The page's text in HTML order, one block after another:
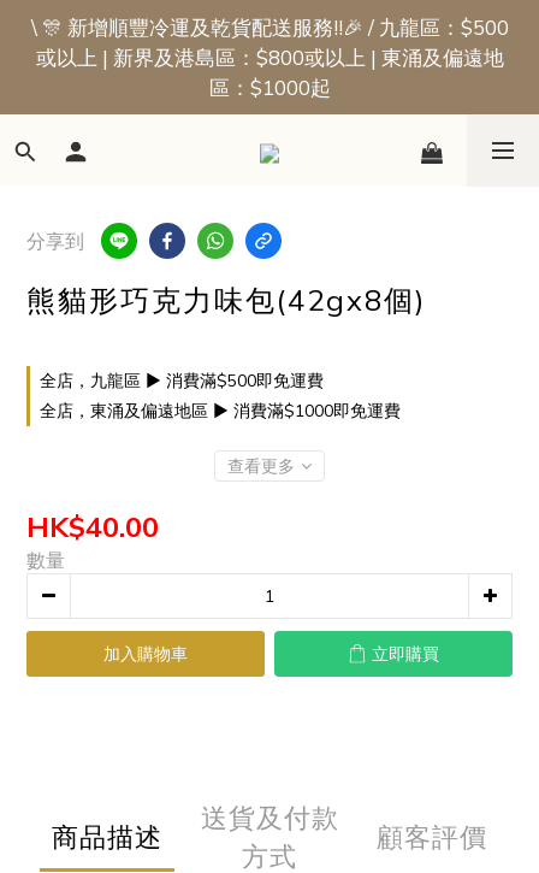
📢新會員優惠 | 首張訂單即享$50迎新獎賞
\ 🎊 新增順豐冷運及乾貨配送服務!!🎉 / 九龍區：$500
或以上 | 新界及港島區：$800或以上 | 東涌及偏遠地
區：$1000起
📢新會員優惠 | 首張訂單即享$50迎新獎賞
分享到
熊貓形巧克力味包(42gx8個)
全店，九龍區 ▶ 消費滿$500即免運費
全店，東涌及偏遠地區 ▶ 消費滿$1000即免運費
查看更多
HK$40.00
數量
加入購物車 立即購買
商品描述
送貨及付款
方式
顧客評價